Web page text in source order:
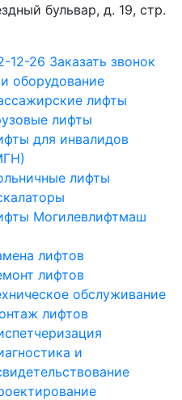
бульвар, д. 19, стр.
12-26 Заказать звонок
оборудование
лифты
лифты
для инвалидов
лифты
Могилевлифтмаш
лифтов
лифтов
обслуживание
лифтов
и